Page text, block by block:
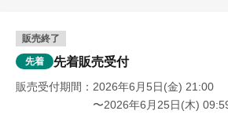
販売終了
先着 先着販売受付
販売受付期間
2026年6月5日(金) 21:00
〜2026年6月25日(木)